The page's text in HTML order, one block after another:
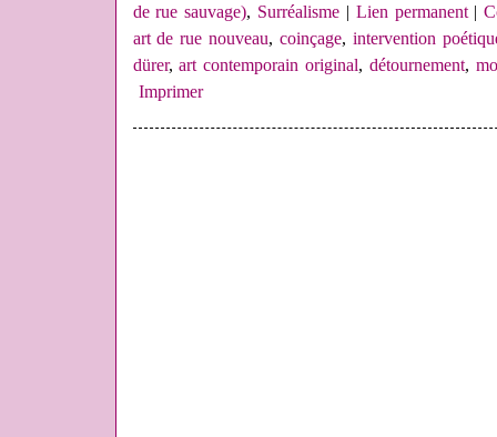
de rue sauvage), Surréalisme | Lien permanent|
art de rue nouveau, coinçage, intervention
dürer,art contemporain original, détournement,
Imprimer